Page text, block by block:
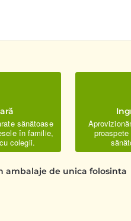
sănătoase
în familie,
colegii.
ambalaje de unica folosinta